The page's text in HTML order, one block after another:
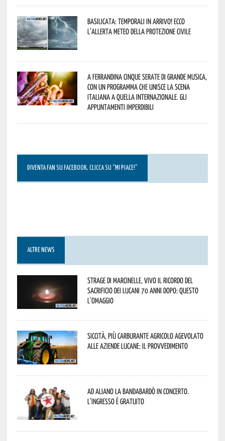
Basilicata: temporali in arrivo! Ecco
l’allerta meteo della Protezione civile
A Ferrandina cinque serate di grande musica,
con un programma che unisce la scena
italiana a quella internazionale. Gli
appuntamenti imperdibili
DIVENTA FAN SU FACEBOOK, CLICCA SU “MI PIACE!”
ALTRE NEWS
Strage di Marcinelle, vivo il ricordo del
sacrificio dei lucani 70 anni dopo: questo
l’omaggio
Siccità, più carburante agricolo agevolato
alle aziende lucane: il provvedimento
Ad Aliano la Bandabardò in concerto.
L’ingresso è gratuito